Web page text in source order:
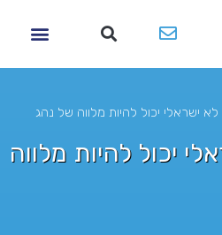
ישראלי יכול להיות מלווה של נהג
יכול להיות מלווה